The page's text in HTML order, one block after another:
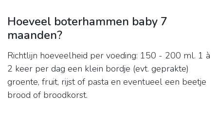
Hoeveel boterhammen baby 7
maanden?
Richtlijn hoeveelheid per voeding: 150 - 200 ml. 1 à
2 keer per dag een klein bordje (evt. geprakte)
groente, fruit, rijst of pasta en eventueel een beetje
brood of broodkorst.